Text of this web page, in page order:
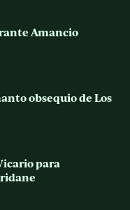
Amancio
obsequio de Los
para